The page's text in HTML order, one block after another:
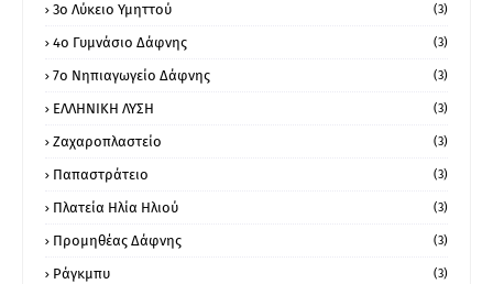
3ο Λύκειο Υμηττού (3)
4ο Γυμνάσιο Δάφνης (3)
7ο Νηπιαγωγείο Δάφνης (3)
ΕΛΛΗΝΙΚΗ ΛΥΣΗ (3)
Ζαχαροπλαστείο (3)
Παπαστράτειο (3)
Πλατεία Ηλία Ηλιού (3)
Προμηθέας Δάφνης (3)
Ράγκμπυ (3)